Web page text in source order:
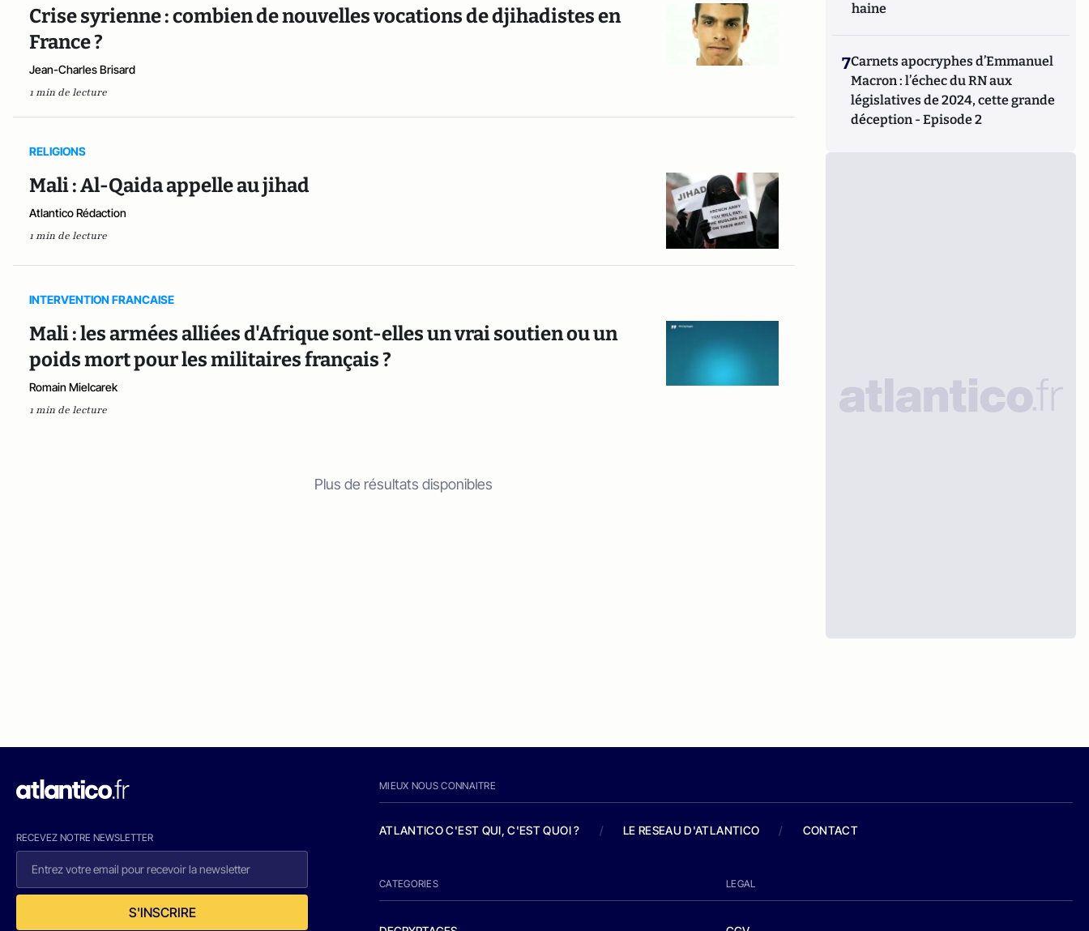
Crise syrienne : combien de nouvelles vocations de djihadistes en
France ?
Jean-Charles Brisard
1 min de lecture
RELIGIONS
Mali : Al-Qaida appelle au jihad
Atlantico Rédaction
1 min de lecture
INTERVENTION FRANCAISE
Mali : les armées alliées d'Afrique sont-elles un vrai soutien ou un
poids mort pour les militaires français ?
Romain Mielcarek
1 min de lecture
Plus de résultats disponibles
haine
7Carnets apocryphes d’Emmanuel
Macron : l’échec du RN aux
législatives de 2024, cette grande
déception - Episode 2
RECEVEZ NOTRE NEWSLETTER
S'INSCRIRE
MIEUX NOUS CONNAITRE
ATLANTICO C'EST QUI, C'EST QUOI ? / LE RESEAU D'ATLANTICO / CONTACT
CATEGORIES LEGAL